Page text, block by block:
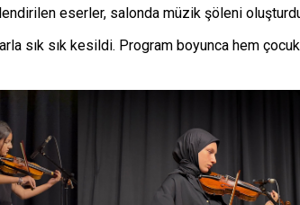
eserler, salonda müzik şöleni
sık sık kesildi. Program boyunca hem